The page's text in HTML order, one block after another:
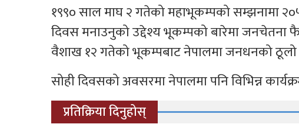
१९९० साल माघ २ गतेको महाभूकम्पको सम्झनामा
दिवस मनाउनुको उद्देश्य भूकम्पको बारेमा जनचेतना
वैशाख १२ गतेको भूकम्पबाट नेपालमा जनधनको ठूलो
सोही दिवसको अवसरमा नेपालमा पनि विभिन्न
प्रतिक्रिया दिनुहोस्